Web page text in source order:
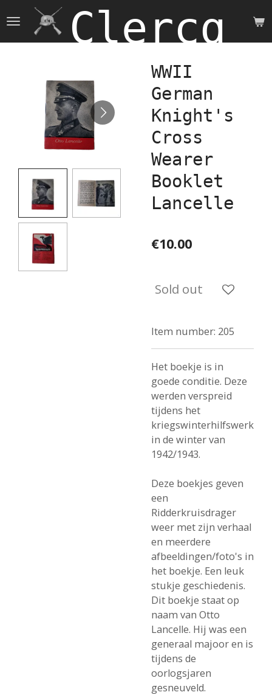
to
main
Clercq
WWII
German
Knight's
Cross
Wearer
Booklet
Lancelle
€10.00
Sold out
Item number: 205
Het boekje is in
goede conditie. Deze
werden verspreid
tijdens het
kriegswinterhilfswerk
in de winter van
1942/1943.
Deze boekjes geven
een
Ridderkruisdrager
weer met zijn verhaal
en meerdere
afbeeldingen/foto's in
het boekje. Een leuk
stukje geschiedenis.
Dit boekje staat op
naam van Otto
Lancelle. Hij was een
generaal majoor en is
tijdens de
oorlogsjaren
gesneuveld.